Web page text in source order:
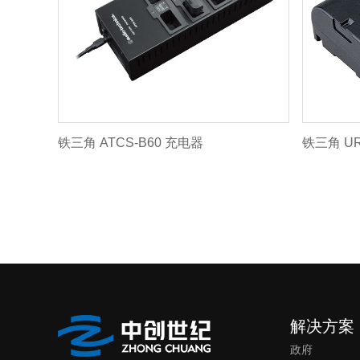
铁三角 ATCS-B60 充电器 铁三角
解决方案
政府